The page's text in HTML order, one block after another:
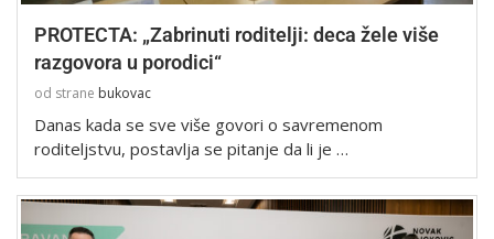
PROTECTA: „Zabrinuti roditelji: deca žele više
razgovora u porodici“
od strane bukovac
Danas kada se sve više govori o savremenom
roditeljstvu, postavlja se pitanje da li je …